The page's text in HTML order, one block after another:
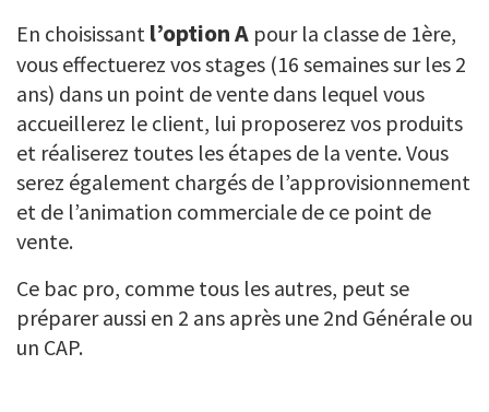
En choisissant l’option A pour la classe de 1ère,
vous effectuerez vos stages (16 semaines sur les 2
ans) dans un point de vente dans lequel vous
accueillerez le client, lui proposerez vos produits
et réaliserez toutes les étapes de la vente. Vous
serez également chargés de l’approvisionnement
et de l’animation commerciale de ce point de
vente.
Ce bac pro, comme tous les autres, peut se
préparer aussi en 2 ans après une 2nd Générale ou
un CAP.